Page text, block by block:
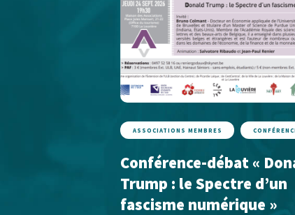
ASSOCIATIONS MEMBRES
Conférence-débat «
Trump : le Spectre d’un
fascisme numérique »